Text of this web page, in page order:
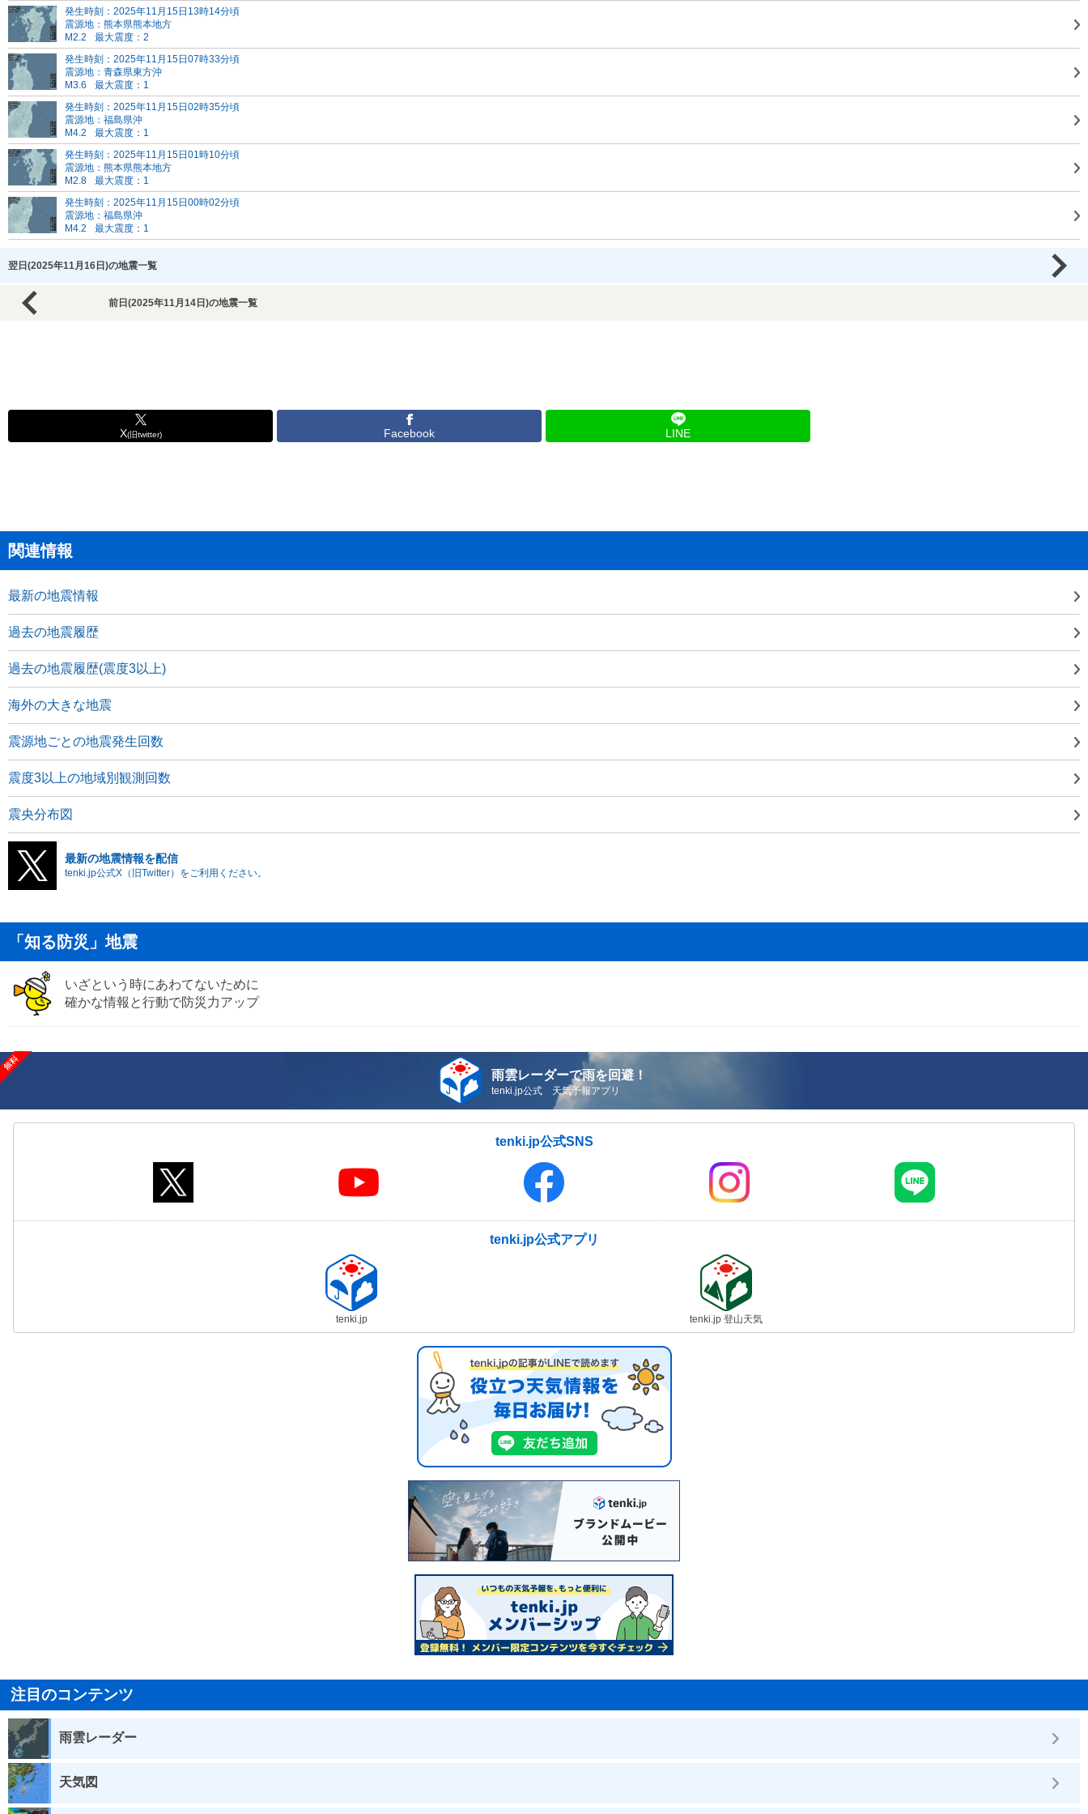
発生時刻：2025年11月15日13時14分頃
震源地：熊本県熊本地方
M2.2
最大震度：2
発生時刻：2025年11月15日07時33分頃
震源地：青森県東方沖
M3.6
最大震度：1
発生時刻：2025年11月15日02時35分頃
震源地：福島県沖
M4.2
最大震度：1
発生時刻：2025年11月15日01時10分頃
震源地：熊本県熊本地方
M2.8
最大震度：1
発生時刻：2025年11月15日00時02分頃
震源地：福島県沖
M4.2
最大震度：1
翌日(2025年11月16日)の地震一覧
前日(2025年11月14日)の地震一覧
X(旧twitter) Facebook LINE
関連情報
最新の地震情報
過去の地震履歴
過去の地震履歴(震度3以上)
海外の大きな地震
震源地ごとの地震発生回数
震度3以上の地域別観測回数
震央分布図
最新の地震情報を配信
tenki.jp公式X（旧Twitter）をご利用ください。
「知る防災」地震
いざという時にあわてないために
確かな情報と行動で防災力アップ
雨雲レーダーで雨を回避！
tenki.jp公式 天気予報アプリ
tenki.jp公式SNS
tenki.jp公式アプリ
tenki.jp tenki.jp 登山天気
注目のコンテンツ
雨雲レーダー
天気図